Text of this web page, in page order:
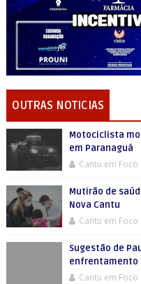
OUTRAS NOTICIAS
Motociclista
em Paranaguá
Cantu em Foco
Mutirão de
Nova Cantu
Cantu em Foco
Sugestão de
enfrentamento
Cantu em Foco